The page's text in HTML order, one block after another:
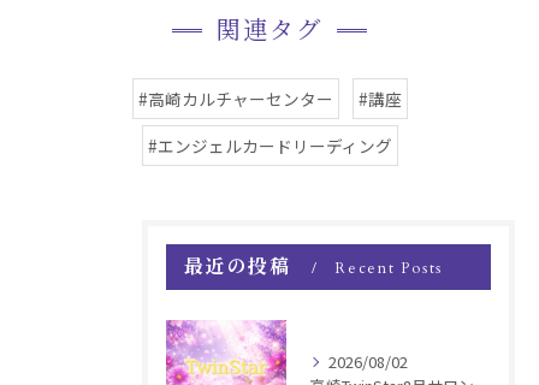
関連タグ
#高崎カルチャーセンター
#講座
#エンジェルカードリーディング
最近の投稿 Recent Posts
2026/08/02